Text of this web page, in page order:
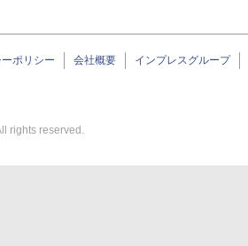
ポリシー 会社概要 インプレスグループ
rights reserved.